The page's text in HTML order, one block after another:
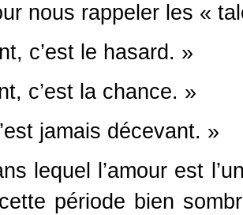
nous rappeler les «
c’est le hasard. »
c’est la chance. »
jamais décevant. »
lequel l’amour est
période bien